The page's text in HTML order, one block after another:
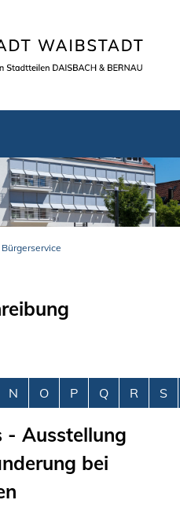
Bürgerservice
N O P Q R S
- Ausstellung
bei